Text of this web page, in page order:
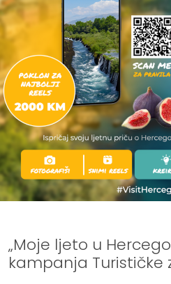
„Moje ljeto u
kampanja Turističke